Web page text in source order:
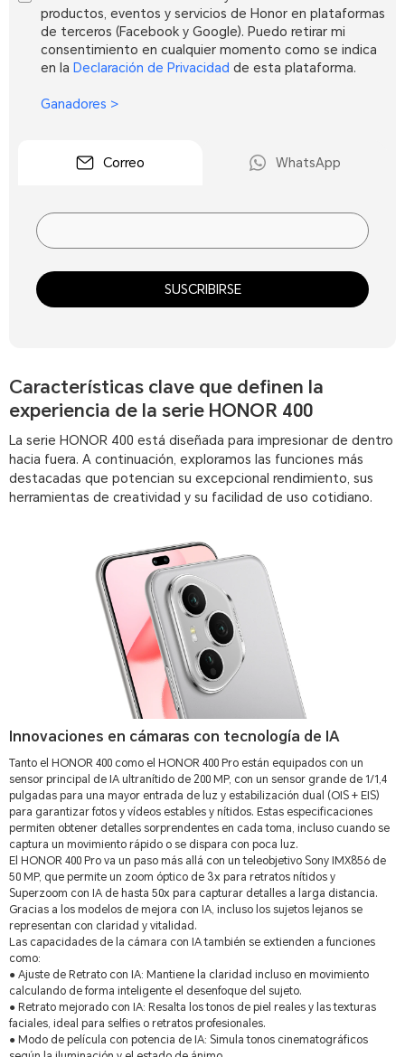
productos, eventos y servicios de Honor en plataformas
de terceros (Facebook y Google). Puedo retirar mi
consentimiento en cualquier momento como se indica
en la Declaración de Privacidad de esta plataforma.
Ganadores >
Correo WhatsApp
SUSCRIBIRSE
Características clave que definen la
experiencia de la serie HONOR 400
La serie HONOR 400 está diseñada para impresionar de dentro
hacia fuera. A continuación, exploramos las funciones más
destacadas que potencian su excepcional rendimiento, sus
herramientas de creatividad y su facilidad de uso cotidiano.
Innovaciones en cámaras con tecnología de IA
Tanto el HONOR 400 como el HONOR 400 Pro están equipados con un
sensor principal de IA ultranítido de 200 MP, con un sensor grande de 1/1,4
pulgadas para una mayor entrada de luz y estabilización dual (OIS + EIS)
para garantizar fotos y vídeos estables y nítidos. Estas especificaciones
permiten obtener detalles sorprendentes en cada toma, incluso cuando se
captura un movimiento rápido o se dispara con poca luz.
El HONOR 400 Pro va un paso más allá con un teleobjetivo Sony IMX856 de
50 MP, que permite un zoom óptico de 3x para retratos nítidos y
Superzoom con IA de hasta 50x para capturar detalles a larga distancia.
Gracias a los modelos de mejora con IA, incluso los sujetos lejanos se
representan con claridad y vitalidad.
Las capacidades de la cámara con IA también se extienden a funciones
como:
● Ajuste de Retrato con IA: Mantiene la claridad incluso en movimiento
calculando de forma inteligente el desenfoque del sujeto.
● Retrato mejorado con IA: Resalta los tonos de piel reales y las texturas
faciales, ideal para selfies o retratos profesionales.
● Modo de película con potencia de IA: Simula tonos cinematográficos